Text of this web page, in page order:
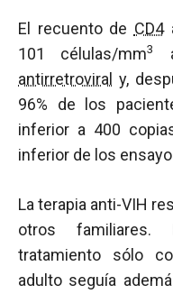
El recuento de CD4
101 células/mm3
antirretroviral y,
96% de los
inferior a 400
inferior de los
La terapia anti-VIH
otros familiares.
tratamiento sólo
adulto seguía